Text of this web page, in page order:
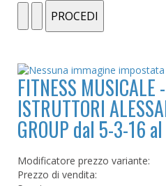
FITNESS MUSICALE
ISTRUTTORI
GROUP dal 5-3-16
Modificatore prezzo variante:
Prezzo di vendita: